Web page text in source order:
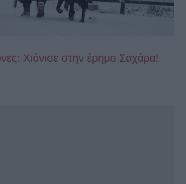
Χιόνισε στην έρημο Σαχάρα!